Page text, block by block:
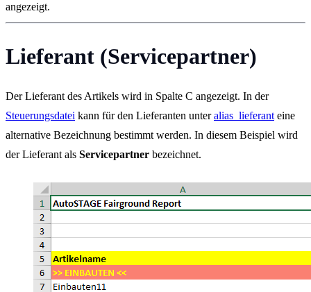
angezeigt.
Lieferant (Servicepartner)
Der Lieferant des Artikels wird in Spalte C angezeigt. In der
Steuerungsdatei kann für den Lieferanten unteralias_lieferant eine
alternative Bezeichnung bestimmt werden. In diesem Beispiel wird
der Lieferant als Servicepartner bezeichnet.